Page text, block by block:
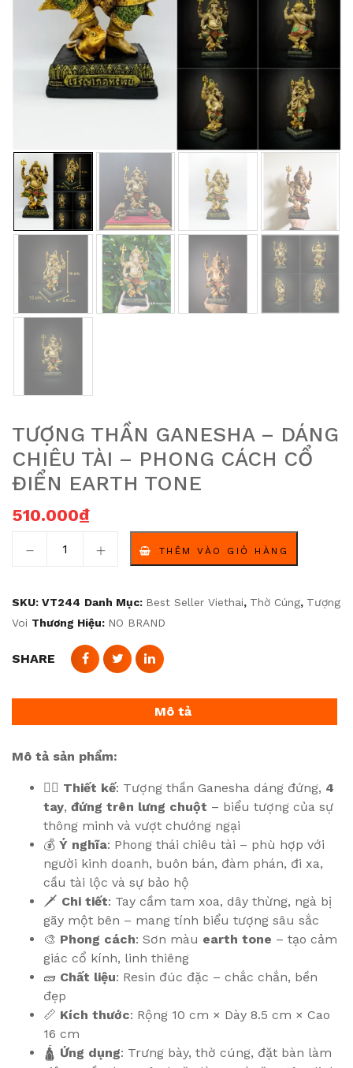
TƯỢNG THẦN GANESHA – DÁNG
CHIÊU TÀI – PHONG CÁCH CỔ
ĐIỂN EARTH TONE
510.000₫
THÊM VÀO GIỎ HÀNG
SKU: VT244 Danh Mục: Best Seller Viethai, Thờ Cúng, Tượng
Voi Thương Hiệu: NO BRAND
SHARE
Mô tả
Mô tả sản phẩm:
🧘‍♂️ Thiết kế: Tượng thần Ganesha dáng đứng, 4
tay, đứng trên lưng chuột – biểu tượng của sự
thông minh và vượt chướng ngại
💰 Ý nghĩa: Phong thái chiêu tài – phù hợp với
người kinh doanh, buôn bán, đàm phán, đi xa,
cầu tài lộc và sự bảo hộ
🗡️ Chi tiết: Tay cầm tam xoa, dây thừng, ngà bị
gãy một bên – mang tính biểu tượng sâu sắc
🎨 Phong cách: Sơn màu earth tone – tạo cảm
giác cổ kính, linh thiêng
🧱 Chất liệu: Resin đúc đặc – chắc chắn, bền
đẹp
📏 Kích thước: Rộng 10 cm × Dày 8.5 cm × Cao
16 cm
🛕 Ứng dụng: Trưng bày, thờ cúng, đặt bàn làm